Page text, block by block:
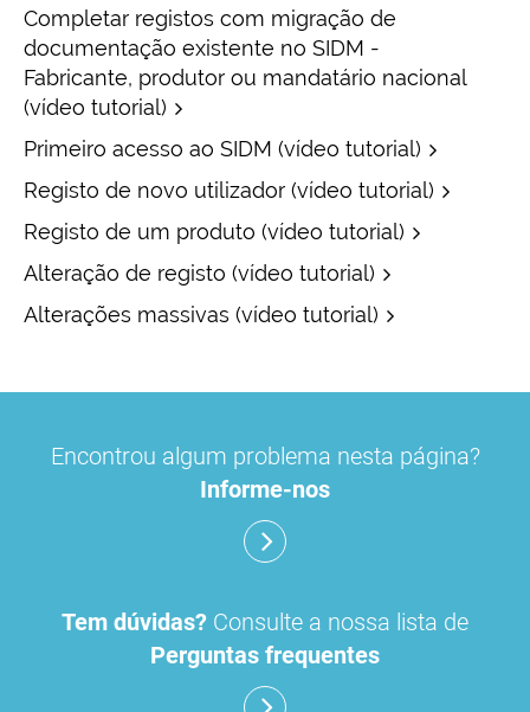
Completar registos com migração de
documentação existente no SIDM -
Fabricante, produtor ou mandatário nacional
(vídeo tutorial)
Primeiro acesso ao SIDM (vídeo tutorial)
Registo de novo utilizador (vídeo tutorial)
Registo de um produto (vídeo tutorial)
Alteração de registo (vídeo tutorial)
Alterações massivas (vídeo tutorial)
O operador económico
distribuidor
define-se
como «qualquer pessoa singular ou coletiva
presente no circuito de comercialização, que
não seja o fabricante ou o importador, que
momento da entrada em serviço».
Sem prejuízo das demais obrigações previstas
no Regulamento (UE) 2017/745 o distribuidor
Encontrou algum problema nesta página?
Informe-nos
Tem dúvidas? Consulte a nossa lista de
Perguntas frequentes